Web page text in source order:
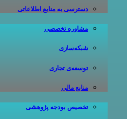
دسترسی به منابع اطلاعاتی
مشاوره تخصصی
شبکه‌سازی
توسعه‌ی تجاری
منابع مالی
تخصیص بودجه پژوهشی